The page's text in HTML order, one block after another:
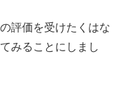
評価を受けたくはな
みることにしまし